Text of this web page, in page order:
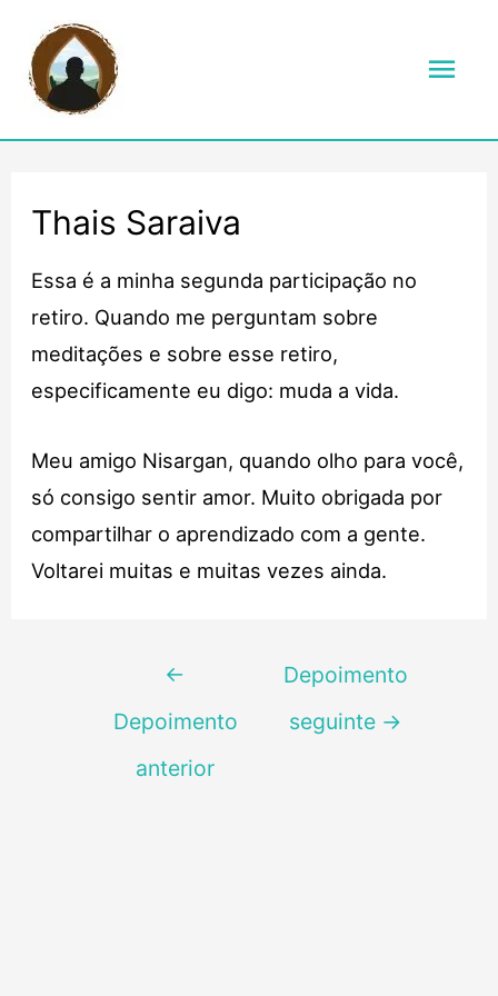
Thais Saraiva
Essa é a minha segunda participação no
retiro. Quando me perguntam sobre
meditações e sobre esse retiro,
especificamente eu digo: muda a vida.
Meu amigo Nisargan, quando olho para você,
só consigo sentir amor. Muito obrigada por
compartilhar o aprendizado com a gente.
Voltarei muitas e muitas vezes ainda.
Navegação
Post
←
Depoimento
anterior
Depoimento
seguinte →